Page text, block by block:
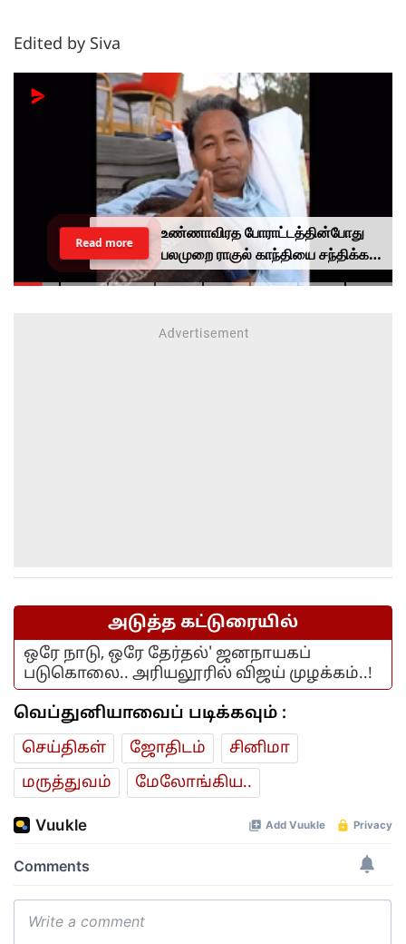
Edited by Siva
உண்ணாவிரத போராட்டத்தின்போது
பலமுறை ராகுல் காந்தியை சந்திக்க
முயன்றாரா சோனம் வாங்சுக்
Read more
அடுத்த கட்டுரையில்
ஒரே நாடு, ஒரே தேர்தல்' ஜனநாயகப்
படுகொலை.. அரியலூரில் விஜய் முழக்கம்..!
வெப்துனியாவைப் படிக்கவும் :
செய்திகள் ஜோ‌திட‌ம்
சினிமா
மரு‌த்துவ‌ம்
மேலோங்கிய..